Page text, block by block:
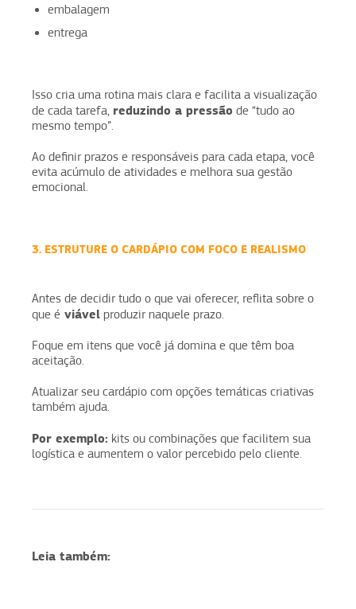
embalagem
entrega
Isso cria uma rotina mais clara e facilita a visualização
de cada tarefa, reduzindo a pressão de “tudo ao
mesmo tempo”.
Ao definir prazos e responsáveis para cada etapa, você
evita acúmulo de atividades e melhora sua gestão
emocional.
3. ESTRUTURE O CARDÁPIO COM FOCO E REALISMO
Antes de decidir tudo o que vai oferecer, reflita sobre o
que é viável produzir naquele prazo.
Foque em itens que você já domina e que têm boa
aceitação.
Atualizar seu cardápio com opções temáticas criativas
também ajuda.
Por exemplo: kits ou combinações que facilitem sua
logística e aumentem o valor percebido pelo cliente.
Leia também: